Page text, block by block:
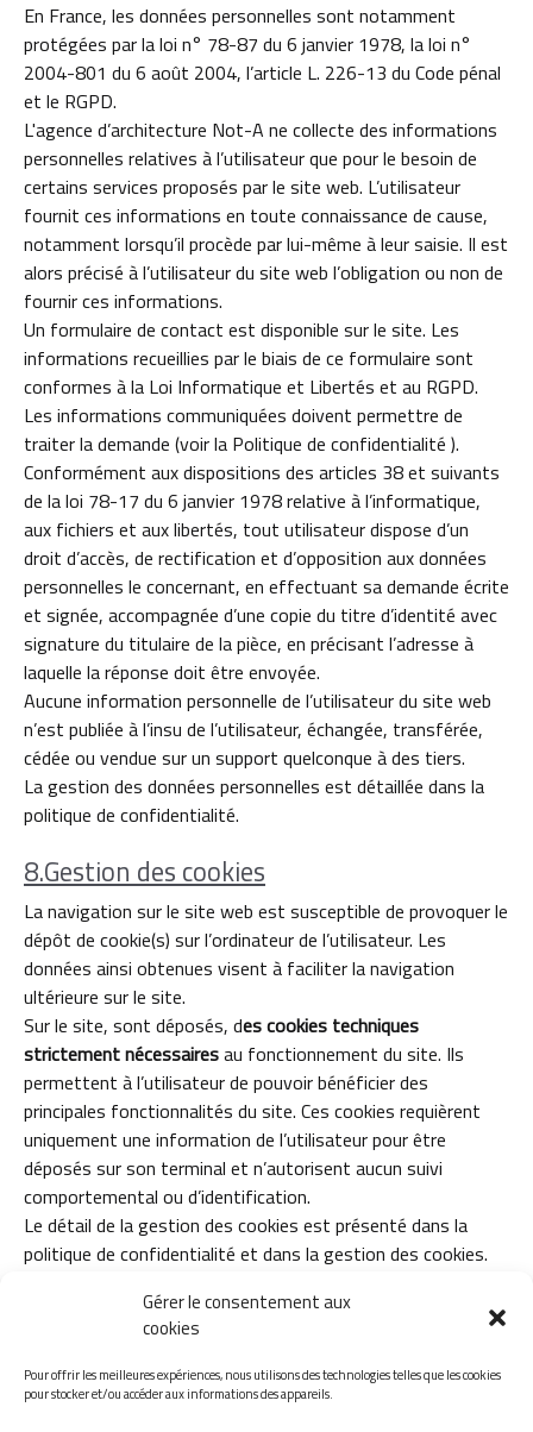
Gérer le consentement aux
cookies
Pour offrir les meilleures expériences, nous utilisons des technologies telles que les cookies
pour stocker et/ou accéder aux informations des appareils.
En France, les données personnelles sont notamment
protégées par la loi n° 78-87 du 6 janvier 1978, la loi n°
2004-801 du 6 août 2004, l’article L. 226-13 du Code pénal
et le RGPD.
L'agence d’architecture Not-A ne collecte des informations
personnelles relatives à l’utilisateur que pour le besoin de
certains services proposés par le site web. L’utilisateur
fournit ces informations en toute connaissance de cause,
notamment lorsqu’il procède par lui-même à leur saisie. Il est
alors précisé à l’utilisateur du site web l’obligation ou non de
fournir ces informations.
Un formulaire de contact est disponible sur le site. Les
informations recueillies par le biais de ce formulaire sont
conformes à la Loi Informatique et Libertés et au RGPD.
Les informations communiquées doivent permettre de
traiter la demande (voir la Politique de confidentialité ).
Conformément aux dispositions des articles 38 et suivants
de la loi 78-17 du 6 janvier 1978 relative à l’informatique,
aux fichiers et aux libertés, tout utilisateur dispose d’un
droit d’accès, de rectification et d’opposition aux données
personnelles le concernant, en effectuant sa demande écrite
et signée, accompagnée d’une copie du titre d’identité avec
signature du titulaire de la pièce, en précisant l’adresse à
laquelle la réponse doit être envoyée.
Aucune information personnelle de l’utilisateur du site web
n’est publiée à l’insu de l’utilisateur, échangée, transférée,
cédée ou vendue sur un support quelconque à des tiers.
La gestion des données personnelles est détaillée dans la
politique de confidentialité.
8.Gestion des cookies
La navigation sur le site web est susceptible de provoquer le
dépôt de cookie(s) sur l’ordinateur de l’utilisateur. Les
données ainsi obtenues visent à faciliter la navigation
ultérieure sur le site.
Sur le site, sont déposés, des cookies techniques
strictement nécessairesau fonctionnement du site. Ils
permettent à l’utilisateur de pouvoir bénéficier des
principales fonctionnalités du site. Ces cookies requièrent
uniquement une information de l’utilisateur pour être
déposés sur son terminal et n’autorisent aucun suivi
comportemental ou d’identification.
Le détail de la gestion des cookies est présenté dans la
politique de confidentialité et dans lagestion des cookies.
pouvez nous contacter à l’adresse suivante :agence@not-
architectes.com